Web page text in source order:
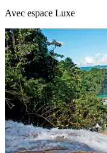
Avec espace Luxe